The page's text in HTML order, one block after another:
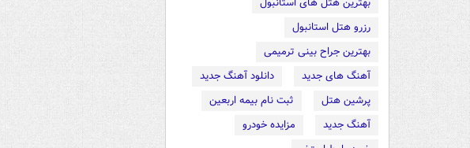
رزرو هتل استانبول
بهترین جراح بینی ترمیمی
آهنگ های جدید
دانلود آهنگ جدید
پرشین هتل
ثبت نام بیمه اربعین
آهنگ جدید
مزایده خودرو